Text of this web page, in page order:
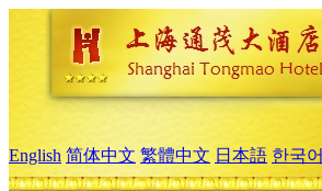
English 简体中文 繁體中文 日本語 한국어